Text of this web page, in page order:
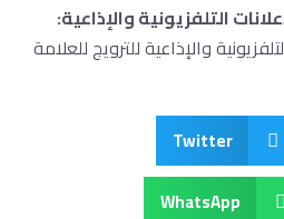
والإذاعية للترويج للعلامة
Twitter
WhatsApp